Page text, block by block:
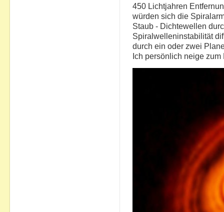
450 Lichtjahren
würden sich die
Staub - Dichtewellen
Spiralwelleninstabilität
durch ein oder zwei
Ich persönlich neige